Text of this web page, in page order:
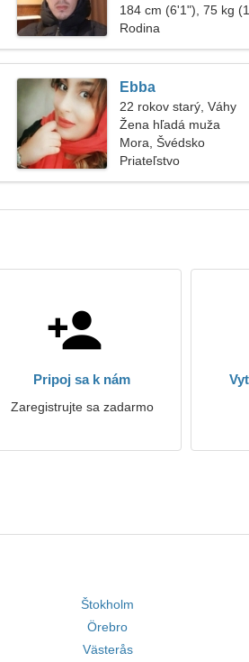
184 cm (6'1"), 75 kg
Rodina
Ebba
22 rokov starý, Váhy
Žena hľadá muža
Mora, Švédsko
Priateľstvo
Pripoj sa k nám
Zaregistrujte sa zadarmo
Štokholm
Örebro
Västerås